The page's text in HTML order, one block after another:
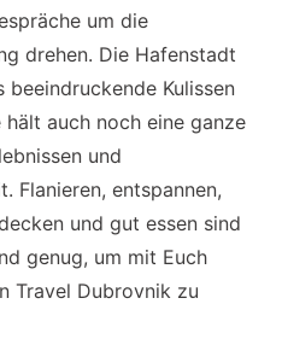
um die
drehen. Die Hafenstadt
Kulissen
auch noch eine ganze
und
Flanieren, entspannen,
und gut essen sind
genug, um mit Euch
Travel Dubrovnik zu